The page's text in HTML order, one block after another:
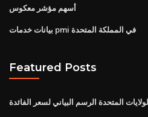
أسهم مؤشر معكوس
بيانات خدمات pmi في المملكة المتحدة
Featured Posts
المتحدة الرسم البياني لسعر الفائدة